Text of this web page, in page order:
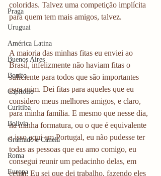
Praga
Uruguai
América Latina
Buenos Aires
Bonito
Capitólio
Curitiba
Bolívia
Gramado e Canela
Roma
Europa
coloridas. Talvez uma competição implícita
para quem tem mais amigos, talvez.
A maioria das minhas fitas eu enviei ao
Brasil, infelizmente não haviam fitas o
suficiente para todos que são importantes
para mim. Dei fitas para aqueles que eu
considero meus melhores amigos, e claro,
para minha família. E mesmo que nesse dia,
na minha formatura, ou o que é equivalente
a isso aqui em Portugal, eu não pudesse ter
todas as pessoas que eu amo comigo, eu
consegui reunir um pedacinho delas, em
cetim. Eu sei que dei trabalho, fazendo eles